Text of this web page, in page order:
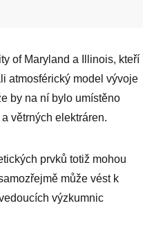
of Maryland a Illinois, kteří
atmosférický model vývoje
by na ní bylo umístěno
větrných elektráren.
prvků totiž mohou
může vést k
výzkumnic